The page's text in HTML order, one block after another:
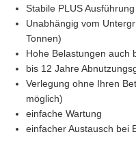
Stabile PLUS
Unabhängig vom
Tonnen)
Hohe Belastungen auch
bis 12 Jahre
Verlegung ohne Ihren
möglich)
einfache Wartung
einfacher Austausch bei